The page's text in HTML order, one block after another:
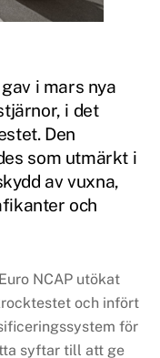
i mars nya
i det
Den
som utmärkt i
av vuxna,
och
NCAP utökat
och infört
för
syftar till att ge